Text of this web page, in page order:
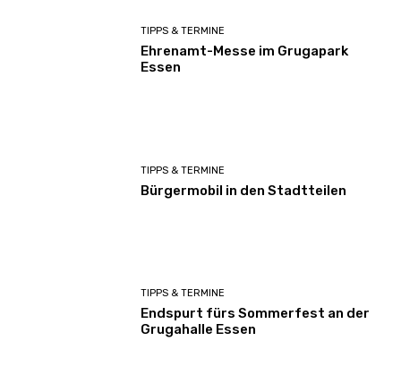
TIPPS & TERMINE
Ehrenamt-Messe im Grugapark
Essen
TIPPS & TERMINE
Bürgermobil in den Stadtteilen
TIPPS & TERMINE
Endspurt fürs Sommerfest an der
Grugahalle Essen